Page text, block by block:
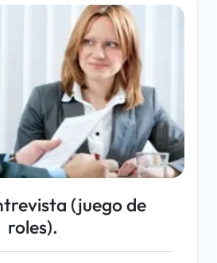
(juego de
roles).